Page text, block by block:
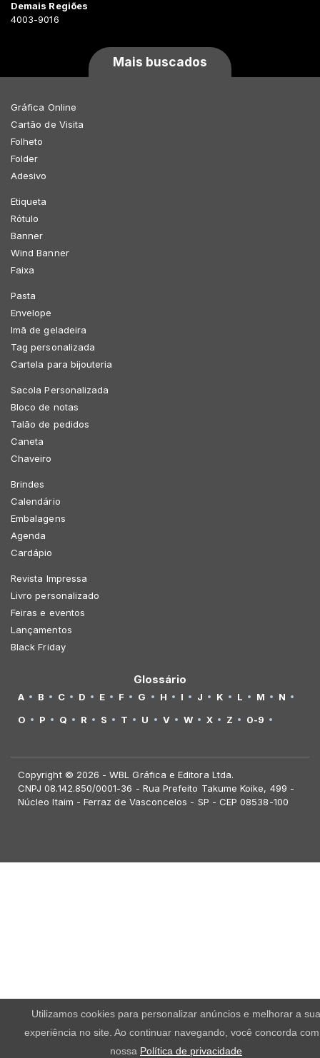
Demais Regiões
4003-9016
Mais buscados
Gráfica Online
Cartão de Visita
Folheto
Folder
Adesivo
Etiqueta
Rótulo
Banner
Wind Banner
Faixa
Pasta
Envelope
Imã de geladeira
Tag personalizada
Cartela para bijouteria
Sacola Personalizada
Bloco de notas
Talão de pedidos
Caneta
Chaveiro
Brindes
Calendário
Embalagens
Agenda
Cardápio
Revista Impressa
Livro personalizado
Feiras e eventos
Lançamentos
Black Friday
Glossário
A B C D E F G H I J K L M
N
O
P Q R S T U V W X Z 0-9
Copyright © 2026 - WBL Gráfica e Editora Ltda.
CNPJ 08.142.850/0001-36 - Rua Prefeito Takume Koike, 499 -
Núcleo Itaim - Ferraz de Vasconcelos - SP - CEP 08538-100
Utilizamos cookies para personalizar anúncios e melhorar a sua
experiência no site. Ao continuar navegando, você concorda
nossa Política de privacidade